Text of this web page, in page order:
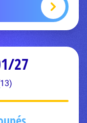
27